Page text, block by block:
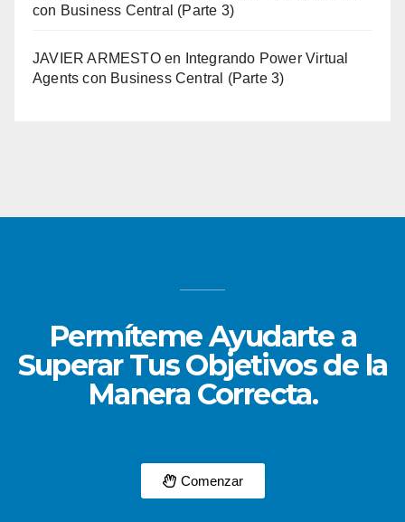
con Business Central (Parte 3)
JAVIER ARMESTOen
Integrando Power Virtual
Agents con Business Central (Parte 3)
Permíteme Ayudarte a
Superar Tus Objetivos de la
Manera Correcta.
Comenzar